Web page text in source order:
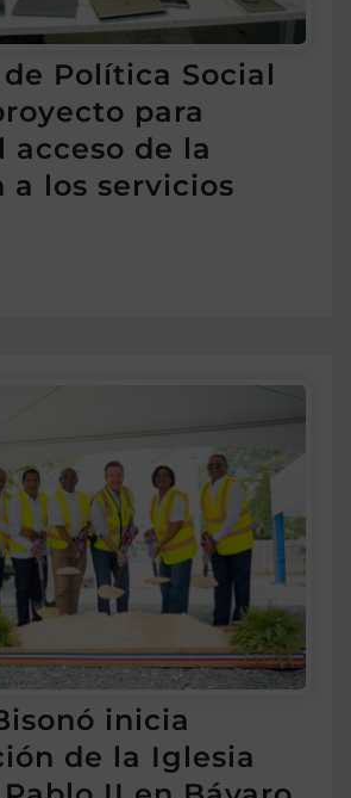
Política Social
para
acceso de la
a los servicios
inicia
de la Iglesia